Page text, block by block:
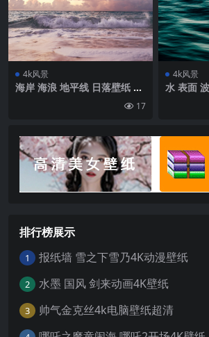
4k风景
海岸 海浪 地平线 日落壁纸 背
17
4k风景
水 表面
排行榜展示
1 报纸墙 雪之下雪乃4K动漫壁纸
2 水墨 国风 剑来动画4K壁纸
3 帅气金克丝4k电脑壁纸超清